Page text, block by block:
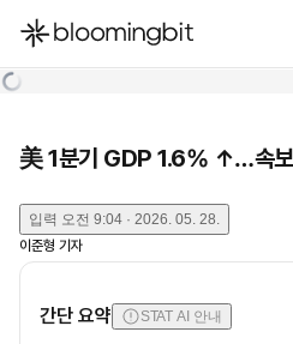
한국어
美 1분기 GDP 1.6% ↑…속
입력 오전 9:04 · 2026. 05. 28.
이준형 기자
간단 요약 STAT AI 안내